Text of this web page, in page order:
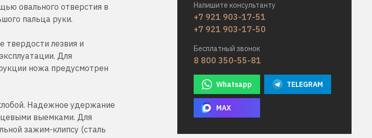
овального отверстия в
пальца руки.
твердости лезвия и
Для
ножа предусмотрен
Надежное удержание
выемками. Для
зажим-клипсу (сталь
Напишите консультанту
+7 921 903-17-51
+7 921 903-17-50
Бесплатный звонок
8 800 350-55-81
Whatsapp TELEGRAM
MAX